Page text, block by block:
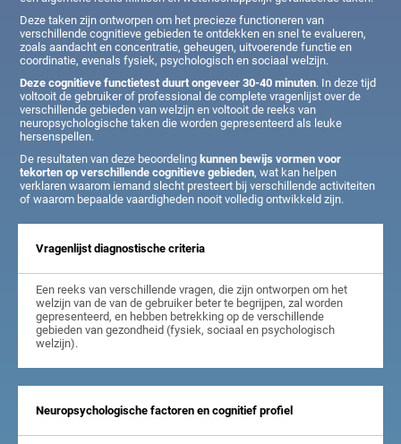
Deze taken zijn ontworpen om het precieze functioneren van
verschillende cognitieve gebieden te ontdekken en snel te evalueren,
zoals aandacht en concentratie, geheugen, uitvoerende functie en
coordinatie, evenals fysiek, psychologisch en sociaal welzijn.
Deze cognitieve functietest duurt ongeveer 30-40 minuten. In deze tijd
voltooit de gebruiker of professional de complete vragenlijst over de
verschillende gebieden van welzijn en voltooit de reeks van
neuropsychologische taken die worden gepresenteerd als leuke
hersenspellen.
De resultaten van deze beoordeling kunnen bewijs vormen voor
tekorten op verschillende cognitieve gebieden, wat kan helpen
verklaren waarom iemand slecht presteert bij verschillende activiteiten
of waarom bepaalde vaardigheden nooit volledig ontwikkeld zijn.
Vragenlijst diagnostische criteria
Een reeks van verschillende vragen, die zijn ontworpen om het
welzijn van de van de gebruiker beter te begrijpen, zal worden
gepresenteerd, en hebben betrekking op de verschillende
gebieden van gezondheid (fysiek, sociaal en psychologisch
welzijn).
Neuropsychologische factoren en cognitief profiel